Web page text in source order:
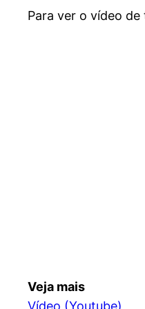
Para ver o vídeo
Veja mais
Vídeo (Youtube)